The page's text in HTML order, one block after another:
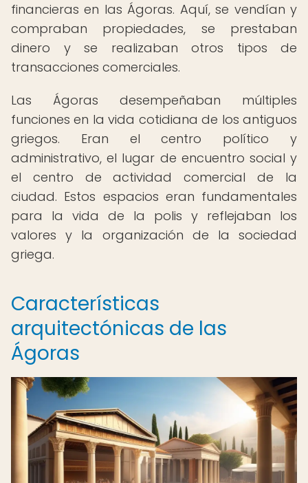
financieras en las Ágoras. Aquí, se vendían y
compraban propiedades, se prestaban
dinero y se realizaban otros tipos de
transacciones comerciales.
Las Ágoras desempeñaban múltiples
funciones en la vida cotidiana de los antiguos
griegos. Eran el centro político y
administrativo, el lugar de encuentro social y
el centro de actividad comercial de la
ciudad. Estos espacios eran fundamentales
para la vida de la polis y reflejaban los
valores y la organización de la sociedad
griega.
Características
arquitectónicas de las
Ágoras